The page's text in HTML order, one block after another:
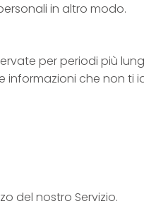
in altro modo.
per periodi più
informazioni che non ti
del nostro Servizio.